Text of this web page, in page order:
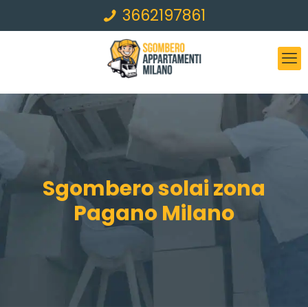
3662197861
Sgombero solai zona
Pagano Milano